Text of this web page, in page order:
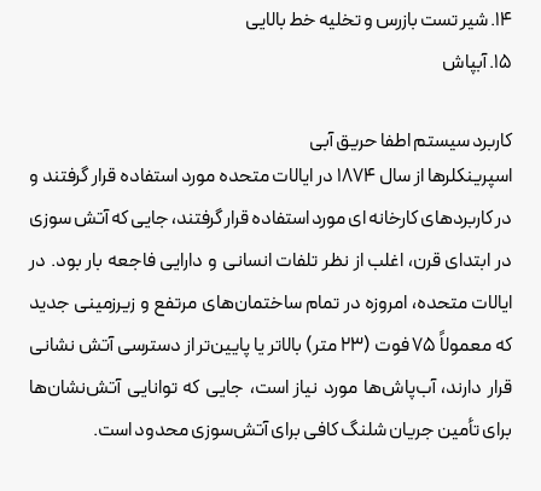
14. شیر تست بازرس و تخلیه خط بالایی
15. آبپاش
کاربرد سیستم اطفا حریق آبی
اسپرینکلرها از سال 1874 در ایالات متحده مورد استفاده قرار گرفتند و
در کاربردهای کارخانه ای مورد استفاده قرار گرفتند، جایی که آتش سوزی
در ابتدای قرن، اغلب از نظر تلفات انسانی و دارایی فاجعه بار بود. در
ایالات متحده، امروزه در تمام ساختمان‌های مرتفع و زیرزمینی جدید
که معمولاً 75 فوت (23 متر) بالاتر یا پایین‌تر از دسترسی آتش نشانی
قرار دارند، آب‌پاش‌ها مورد نیاز است، جایی که توانایی آتش‌نشان‌ها
برای تأمین جریان شلنگ کافی برای آتش‌سوزی محدود است.